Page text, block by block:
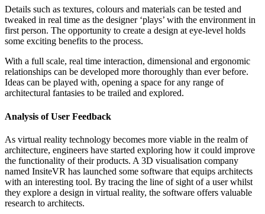
Details such as textures, colours and materials can be tested and
tweaked in real time as the designer ‘plays’ with the environment in
first person. The opportunity to create a design at eye-level holds
some exciting benefits to the process.
With a full scale, real time interaction, dimensional and ergonomic
relationships can be developed more thoroughly than ever before.
Ideas can be played with, opening a space for any range of
architectural fantasies to be trailed and explored.
Analysis of User Feedback
As virtual reality technology becomes more viable in the realm of
architecture, engineers have started exploring how it could improve
the functionality of their products. A 3D visualisation company
named InsiteVR has launched some software that equips architects
with an interesting tool. By tracing the line of sight of a user whilst
they explore a design in virtual reality, the software offers valuable
research to architects.